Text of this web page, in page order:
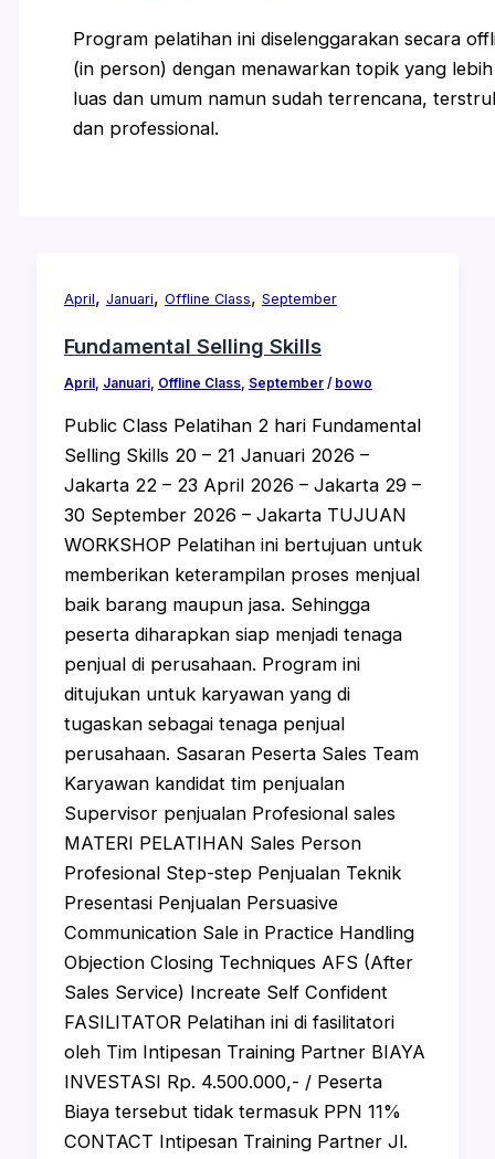
Program pelatihan ini diselenggarakan secara
(in person) dengan menawarkan topik yang lebih
luas dan umum namun sudah terrencana,
dan professional.
April, Januari, Offline Class, September
Fundamental Selling Skills
April, Januari, Offline Class, September/ bowo
Public Class Pelatihan 2 hari Fundamental
Selling Skills 20 – 21 Januari 2026 –
Jakarta 22 – 23 April 2026 – Jakarta 29 –
30 September 2026 – Jakarta TUJUAN
WORKSHOP Pelatihan ini bertujuan untuk
memberikan keterampilan proses menjual
baik barang maupun jasa. Sehingga
peserta diharapkan siap menjadi tenaga
penjual di perusahaan. Program ini
ditujukan untuk karyawan yang di
tugaskan sebagai tenaga penjual
perusahaan. Sasaran Peserta Sales Team
Karyawan kandidat tim penjualan
Supervisor penjualan Profesional sales
MATERI PELATIHAN Sales Person
Profesional Step-step Penjualan Teknik
Presentasi Penjualan Persuasive
Communication Sale in Practice Handling
Objection Closing Techniques AFS (After
Sales Service) Increate Self Confident
FASILITATOR Pelatihan ini di fasilitatori
oleh Tim Intipesan Training Partner BIAYA
INVESTASI Rp. 4.500.000,- / Peserta
Biaya tersebut tidak termasuk PPN 11%
CONTACT Intipesan Training Partner Jl.